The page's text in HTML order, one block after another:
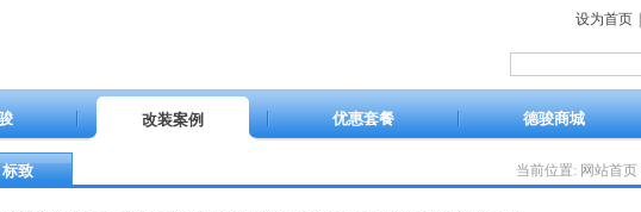
设为首页
改装案例 优惠套餐 德骏商城
当前位置: 网站首页
标致